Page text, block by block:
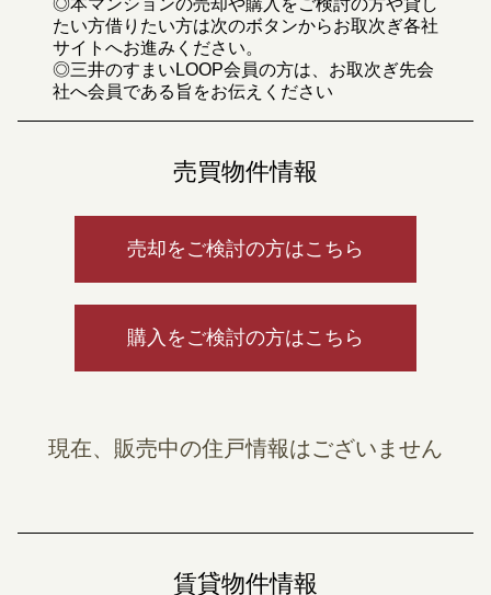
◎本マンションの売却や購入をご検討の方や貸し
たい方借りたい方は次のボタンからお取次ぎ各社
サイトへお進みください。
◎三井のすまいLOOP会員の方は、お取次ぎ先会
社へ会員である旨をお伝えください
売買物件情報
売却をご検討の方はこちら
購入をご検討の方はこちら
現在、販売中の住戸情報はございません
賃貸物件情報